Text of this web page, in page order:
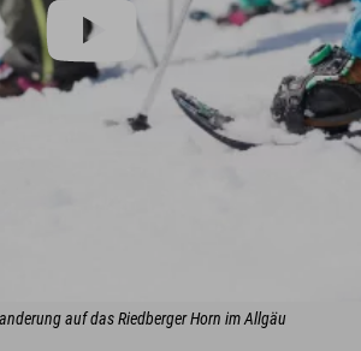
auf das Riedberger Horn im Allgäu